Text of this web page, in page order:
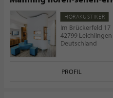
HÖRAKUSTIKER
Im Brückerfeld 17
42799 Leichlingen
Deutschland
PROFIL